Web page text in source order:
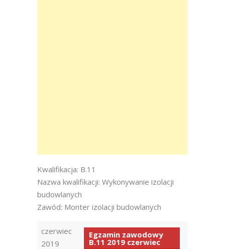
Kwalifikacja: B.11
Nazwa kwalifikacji: Wykonywanie izolacji
budowlanych
Zawód: Monter izolacji budowlanych
czerwiec
2019
Egzamin zawodowy
B.11 2019 czerwiec